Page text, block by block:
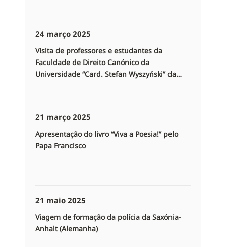
24 março 2025
Visita de professores e estudantes da
Faculdade de Direito Canónico da
Universidade “Card. Stefan Wyszyński” da
21 março 2025
Apresentação do livro “Viva a Poesia!” pelo
Papa Francisco
21 maio 2025
Viagem de formação da polícia da Saxónia-
Anhalt (Alemanha)